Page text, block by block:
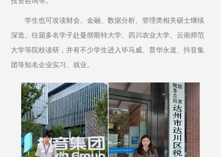
学生也可攻读财会、金融、数据分析、管理类相关硕士继续
深造。往届多名学子赴曼彻斯特大学、四川农业大学、云南师范
大学等院校读研，并有不少学生进入毕马威、普华永道、抖音集
团等知名企业实习、就业。